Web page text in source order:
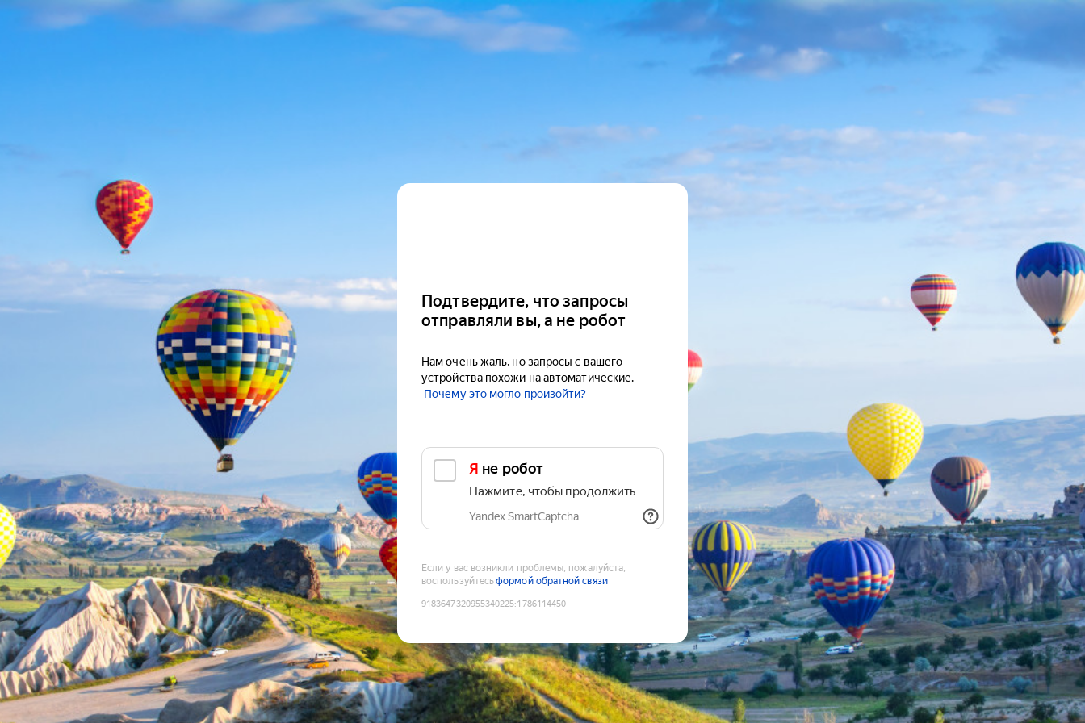
Подтвердите, что запросы
отправляли вы, а не робот
Нам очень жаль, но запросы с вашего
устройства похожи на автоматические.
Почему это могло произойти?
Я не робот
Нажмите, чтобы продолжить
Yandex SmartCaptcha
Если у вас возникли проблемы, пожалуйста,
воспользуйтесьформой обратной связи
9183647320955340225:1786114450